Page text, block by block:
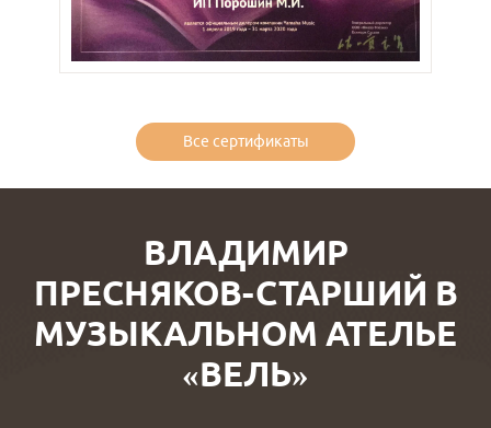
Все сертификаты
ВЛАДИМИР
ПРЕСНЯКОВ-СТАРШИЙ В
МУЗЫКАЛЬНОМ АТЕЛЬЕ
«ВЕЛЬ»